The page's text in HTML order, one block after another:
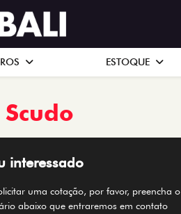
ESTOQUE
Scudo
interessado
uma cotação, por favor, preencha o
abaixo que entraremos em contato